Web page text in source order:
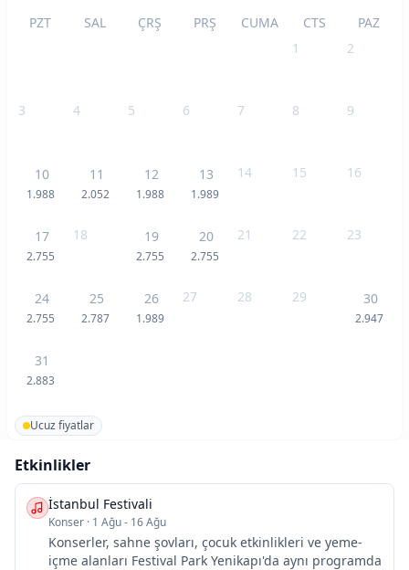
PZT SAL ÇRŞ PRŞ CUMA CTS
PAZ
1
2
3 4 5 6 7 8 9
10
1.988
11
2.052
12
1.988
13
1.989
14 15 16
17
2.755
18 19
2.755
20
2.755
21 22 23
24
2.755
25
2.787
26
1.989
27 28 29 30
2.947
31
2.883
Ucuz fiyatlar
Etkinlikler
İstanbul Festivali
Konser · 1 Ağu - 16 Ağu
Konserler, sahne şovları, çocuk etkinlikleri ve yeme-
içme alanları Festival Park Yenikapı'da aynı programda